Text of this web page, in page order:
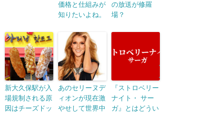
価格と仕組みが
知りたいよね。
の放送が修羅
場？
新大久保駅が入
場規制される原
因はチーズドッ
あのセリーヌデ
ィオンが現在激
やせして世界中
『ストロベリー
ナイト・ サー
ガ』とはどうい